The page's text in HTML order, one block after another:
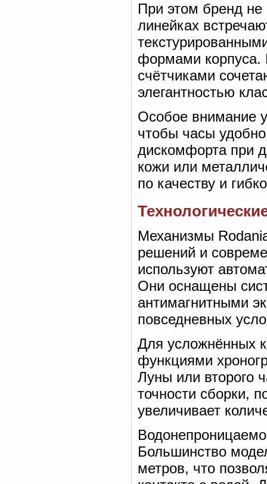
При этом бренд не
линейках
формами корпуса.
счётчиками
элегантностью
Особое внимание
чтобы часы
дискомфорта при
кожи или
по качеству и
Механизмы
решений и
используют
Они оснащены
антимагнитными
повседневных
Для усложнённых
функциями
Луны или второго
точности сборки,
увеличивает
Большинство
метров, что